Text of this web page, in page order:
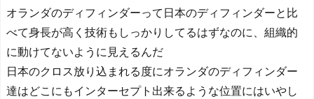
オランダのディフィンダーって日本のディフィンダーと比
べて身長が高く技術もしっかりしてるはずなのに、組織的
に動けてないように見えるんだ
日本のクロス放り込まれる度にオランダのディフィンダー
達はどこにもインターセプト出来るような位置にはいやし